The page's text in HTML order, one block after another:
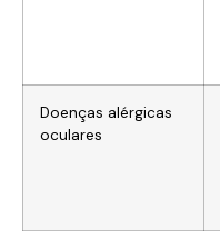
Doenças alérgicas
oculares